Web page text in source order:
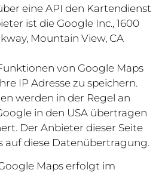
eine API den Kartendienst
ist die Google Inc., 1600
Mountain View, CA
von Google Maps
IP Adresse zu speichern.
werden in der Regel an
in den USA übertragen
Der Anbieter dieser Seite
auf diese Datenübertragung.
Maps erfolgt im